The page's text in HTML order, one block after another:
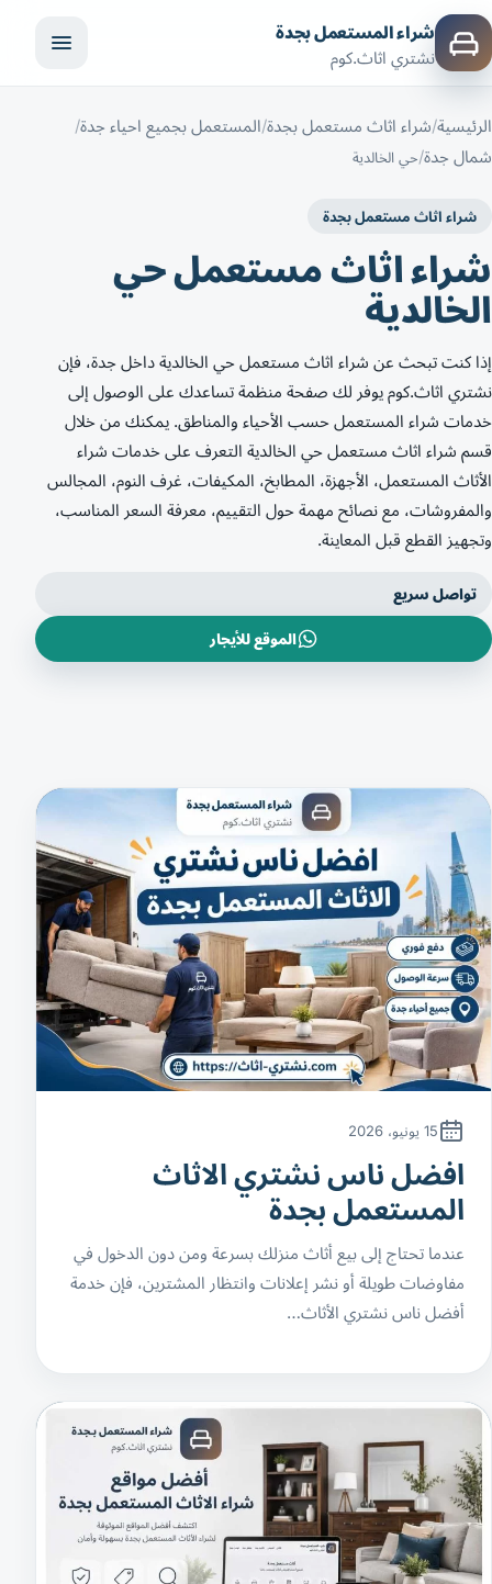
شراء المستعمل بجدة
نشتري اثاث.كوم
الرئيسية شراء اثاث مستعمل بجدة المستعمل بجميع احياء جدة
شمال جدة حي الخالدية
شراء اثاث مستعمل بجدة
شراء اثاث مستعمل حي
الخالدية
إذا كنت تبحث عن شراء اثاث مستعمل حي الخالدية داخل جدة، فإن
نشتري اثاث.كوم يوفر لك صفحة منظمة تساعدك على الوصول إلى
خدمات شراء المستعمل حسب الأحياء والمناطق. يمكنك من خلال
قسم شراء اثاث مستعمل حي الخالدية التعرف على خدمات شراء
الأثاث المستعمل، الأجهزة، المطابخ، المكيفات، غرف النوم، المجالس
والمفروشات، مع نصائح مهمة حول التقييم، معرفة السعر المناسب،
وتجهيز القطع قبل المعاينة.
تواصل سريع
الموقع للأيجار
15 يونيو، 2026
افضل ناس نشتري الاثاث
المستعمل بجدة
عندما تحتاج إلى بيع أثاث منزلك بسرعة ومن دون الدخول في
مفاوضات طويلة أو نشر إعلانات وانتظار المشترين، فإن خدمة
أفضل ناس نشتري الأثاث…